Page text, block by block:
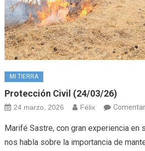
MI TIERRA
Protección Civil (24/03/26)
24 marzo, 2026 Félix
Marifé Sastre, con gran experiencia en
nos habla sobre la importancia de